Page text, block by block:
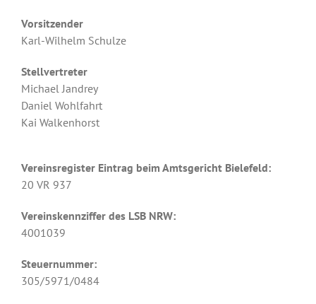
Vorsitzender
Karl-Wilhelm Schulze
Stellvertreter
Michael Jandrey
Daniel Wohlfahrt
Kai Walkenhorst
Vereinsregister Eintrag beim Amtsgericht Bielefeld:
20 VR 937
Vereinskennziffer des LSB NRW:
4001039
Steuernummer:
305/5971/0484